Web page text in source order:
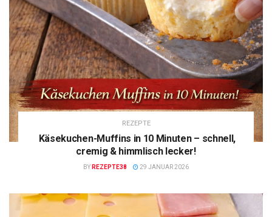
REZEPTE
Käsekuchen-Muffins in 10 Minuten – schnell,
cremig & himmlisch lecker!
BY REZEPTE38 29 JANUAR 2026